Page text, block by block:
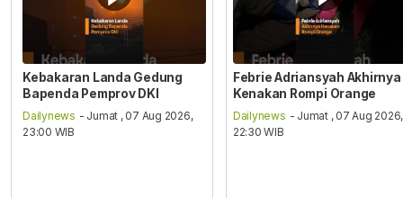
Kebakaran Landa Gedung
Bapenda Pemprov DKI
Dailynews - Jumat , 07 Aug 2026,
23:00 WIB
Febrie Adriansyah Akhirnya
Kenakan Rompi Orange
Dailynews - Jumat , 07 Aug 2026,
22:30 WIB